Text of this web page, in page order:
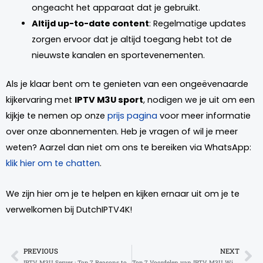
ongeacht het apparaat dat je gebruikt.
Altijd up-to-date content: Regelmatige updates
zorgen ervoor dat je altijd toegang hebt tot de
nieuwste kanalen en sportevenementen.
Als je klaar bent om te genieten van een ongeëvenaarde
kijkervaring met IPTV M3U sport, nodigen we je uit om een
kijkje te nemen op onze prijs pagina voor meer informatie
over onze abonnementen. Heb je vragen of wil je meer
weten? Aarzel dan niet om ons te bereiken via WhatsApp:
klik hier om te chatten.
We zijn hier om je te helpen en kijken ernaar uit om je te
verwelkomen bij DutchIPTV4K!
PREVIOUS NEXT